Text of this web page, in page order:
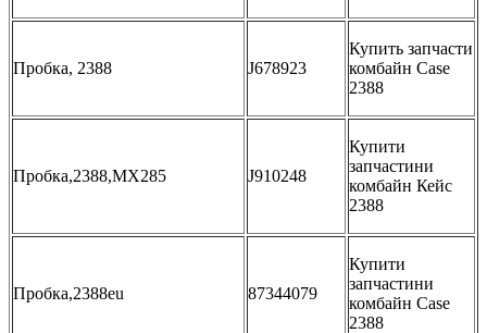
Пробка, 2388 J678923
Купить запчасти
комбайн Case
2388
Пробка,2388,MX285 J910248
Купити
запчастини
комбайн Кейс
2388
Пробка,2388eu 87344079
Купити
запчастини
комбайн Case
2388